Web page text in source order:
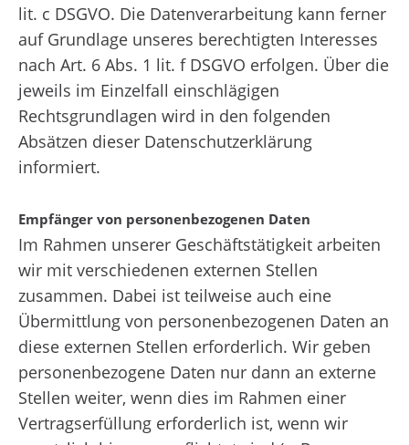
lit. c DSGVO. Die Datenverarbeitung kann ferner
auf Grundlage unseres berechtigten Interesses
nach Art. 6 Abs. 1 lit. f DSGVO erfolgen. Über die
jeweils im Einzelfall einschlägigen
Rechtsgrundlagen wird in den folgenden
Absätzen dieser Datenschutzerklärung
informiert.
Empfänger von personenbezogenen Daten
Im Rahmen unserer Geschäftstätigkeit arbeiten
wir mit verschiedenen externen Stellen
zusammen. Dabei ist teilweise auch eine
Übermittlung von personenbezogenen Daten an
diese externen Stellen erforderlich. Wir geben
personenbezogene Daten nur dann an externe
Stellen weiter, wenn dies im Rahmen einer
Vertragserfüllung erforderlich ist, wenn wir